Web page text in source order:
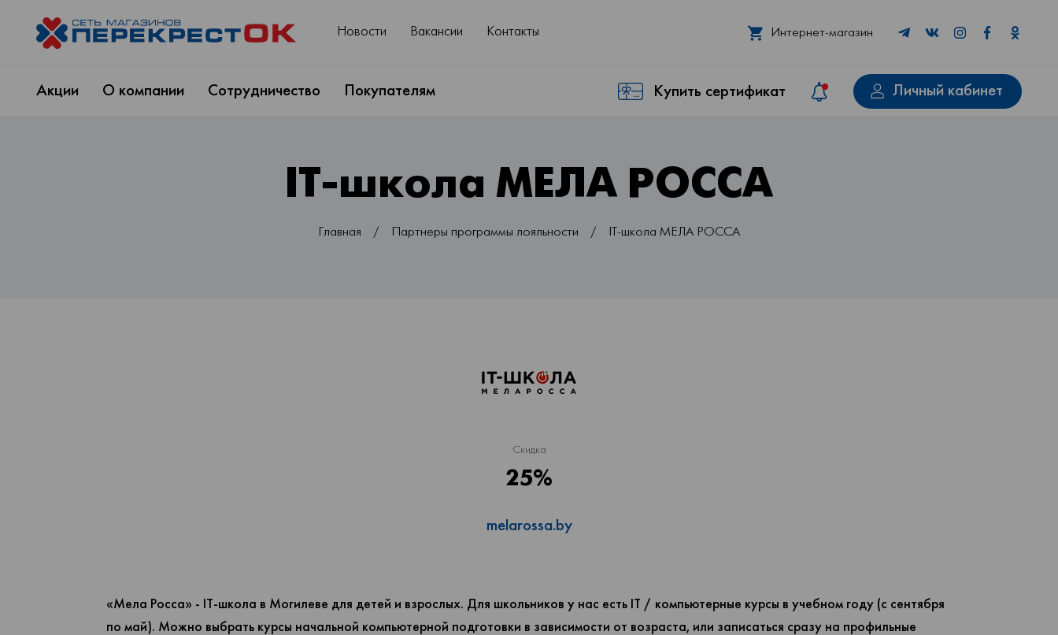
Новости Вакансии Контакты Интернет-магазин
Акции О компании Сотрудничество Покупателям Купить сертификат Личный кабинет
IT-школа МЕЛА РОССА
Главная / Партнеры программы лояльности / IT-школа МЕЛА РОССА
Скидка
25%
melarossa.by
«Мела Росса» - IT-школа в Могилеве для детей и взрослых. Для школьников у нас есть IT / компьютерные курсы в учебном году (с сентября
по май). Можно выбрать курсы начальной компьютерной подготовки в зависимости от возраста, или записаться сразу на профильные